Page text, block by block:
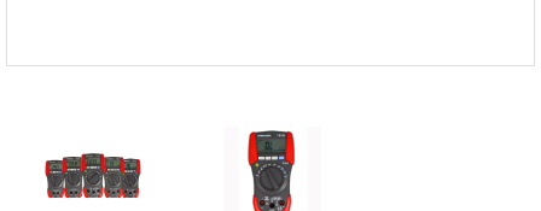
GREISINGER
HEIDON